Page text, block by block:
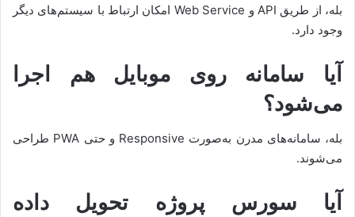
بله، از طریق API و Web Service امکان ارتباط با سیستم‌های دیگر
وجود دارد.
آیا سامانه روی موبایل هم اجرا
می‌شود؟
بله، سامانه‌های مدرن به‌صورت Responsive و حتی PWA طراحی
می‌شوند.
آیا سورس پروژه تحویل داده